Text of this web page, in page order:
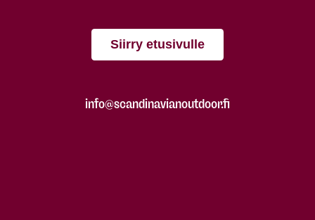
Siirry etusivulle
info@scandinavianoutdoor.fi